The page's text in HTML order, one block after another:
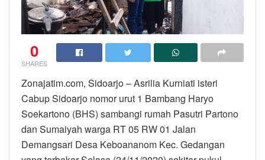
0
SHARES
Zonajatim.com, Sidoarjo – Asrilia Kurniati isteri
Cabup Sidoarjo nomor urut 1 Bambang Haryo
Soekartono (BHS) sambangi rumah Pasutri Partono
dan Sumaiyah warga RT 05 RW 01 Jalan
Demangsari Desa Keboananom Kec. Gedangan